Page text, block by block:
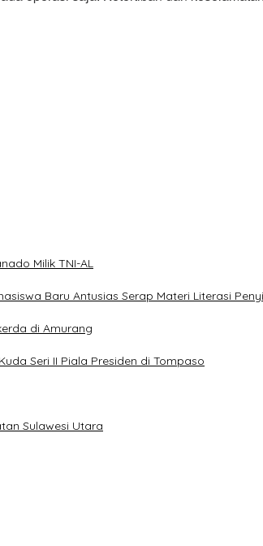
Milik TNI-AL
Baru Antusias Serap Materi Literasi
di Amurang
Seri II Piala Presiden di Tompaso
Sulawesi Utara